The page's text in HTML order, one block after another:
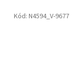
Kód: N4594_V-9677